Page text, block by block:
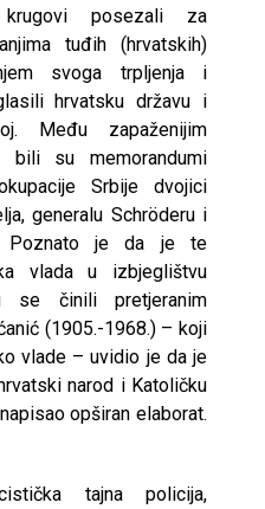
posezali za
tuđih (hrvatskih)
svoga trpljenja i
hrvatsku državu i
Među zapaženijim
bili su memorandumi
Srbije dvojici
generalu Schröderu i
Poznato je da je te
vlada u izbjeglištvu
se činili pretjeranim
(1905.-1968.) – koji
vlade – uvidio je da je
narod i Katoličku
opširan elaborat.
tajna policija,